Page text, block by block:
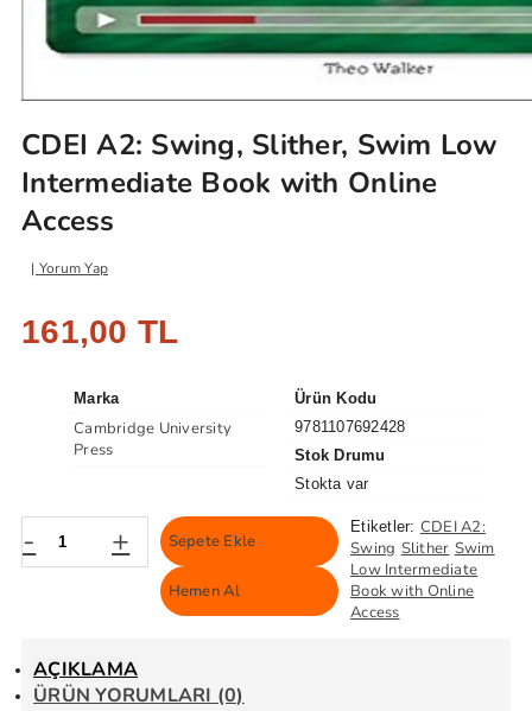
CDEI A2: Swing, Slither, Swim Low
Intermediate Book with Online
Access
Yorum Yap
161,00 TL
Marka
Cambridge University
Press
Ürün Kodu
9781107692428
Stok Drumu
Stokta var
- + Sepete Ekle
Hemen Al
Etiketler: CDEI A2:
Swing Slither Swim
Low Intermediate
Book with Online
Access
AÇIKLAMA
ÜRÜN YORUMLARI (0)